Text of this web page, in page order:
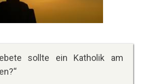
sollte ein Katholik am